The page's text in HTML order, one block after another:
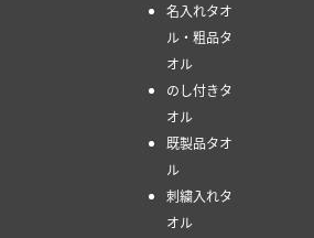
名入れタオ
ル・粗品タ
オル
のし付きタ
オル
既製品タオ
ル
刺繍入れタ
オル